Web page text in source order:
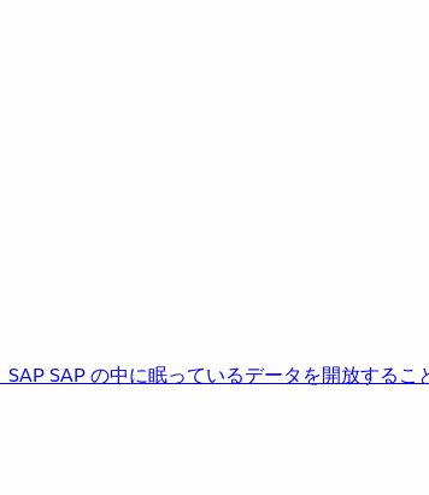
SAPSAP の中に眠っているデータを開放するこ